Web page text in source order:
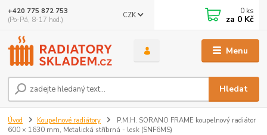
Menu
CZK
Hledat
+420 775 872 753
(Po-Pá, 8-17 hod.)
0 ks
za 0 Kč
Úvod Koupelnové radiátory
P.M.H. SORANO FRAME koupelnový radiátor
600 × 1630 mm, Metalická stříbrná - lesk (SNF6MS)